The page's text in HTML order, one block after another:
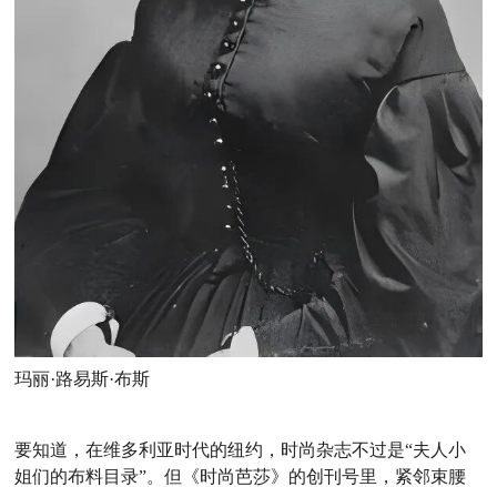
玛丽·路易斯·布斯
要知道，在维多利亚时代的纽约，时尚杂志不过是“夫人小
姐们的布料目录”。但《时尚芭莎》的创刊号里，紧邻束腰